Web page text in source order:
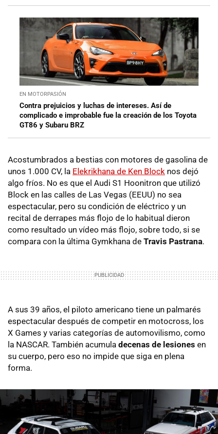
EN MOTORPASIÓN
Contra prejuicios y luchas de intereses. Así de
complicado e improbable fue la creación de los Toyota
GT86 y Subaru BRZ
Acostumbrados a bestias con motores de gasolina de
unos 1.000 CV, la Elekrikhana de Ken Block nos dejó
algo fríos. No es que el Audi S1 Hoonitron que utilizó
Block en las calles de Las Vegas (EEUU) no sea
espectacular, pero su condición de eléctrico y un
recital de derrapes más flojo de lo habitual dieron
como resultado un vídeo más flojo, sobre todo, si se
compara con la última Gymkhana de Travis Pastrana.
A sus 39 años, el piloto americano tiene un palmarés
espectacular después de competir en motocross, los
X Games y varias categorías de automovilismo, como
la NASCAR. También acumula decenas de lesiones en
su cuerpo, pero eso no impide que siga en plena
forma.